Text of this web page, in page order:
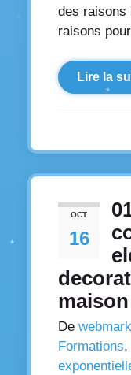
des raisons
raisons
Lire la
OCT
16
maison
De
Formations,